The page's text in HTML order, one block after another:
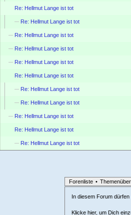
Re: Hellmut Lange ist tot
Re: Hellmut Lange ist tot
Re: Hellmut Lange ist tot
Re: Hellmut Lange ist tot
Re: Hellmut Lange ist tot
Re: Hellmut Lange ist tot
Re: Hellmut Lange ist tot
Re: Hellmut Lange ist tot
Re: Hellmut Lange ist tot
Re: Hellmut Lange ist tot
Re: Hellmut Lange ist tot
Forenliste •
In diesem Forum
Klicke hier, um Dich